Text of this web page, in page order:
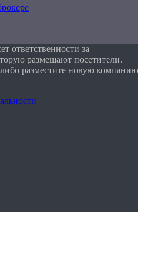
ответственности за
размещают посетители.
разместите новую компанию